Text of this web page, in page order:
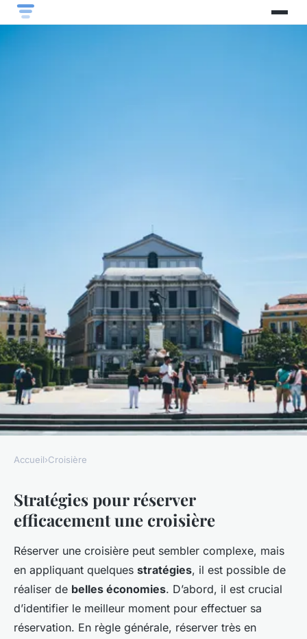
Astuces inédites pour réserver
une croisière à moindre coût
sans vous ruiner
Juliette 1 mars 2025 • 6 min de lecture
Accueil›Croisière
Stratégies pour réserver
efficacement une croisière
Réserver une croisière peut sembler complexe, mais
en appliquant quelques stratégies, il est possible de
réaliser de belles économies. D’abord, il est crucial
d’identifier le meilleur moment pour effectuer sa
réservation. En règle générale, réserver très en